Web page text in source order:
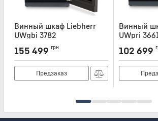
Винный шкаф Liebherr
UWgbi 3782
UWGBI3782
155 499 грн
Предзаказ
Винный
UWpri
102 699